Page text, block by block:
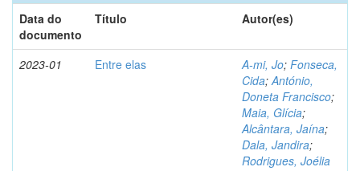
Data do
documento
Título Autor(es)
2023-01 Entre elas A-mi, Jo; Fonseca,
Cida;António,
Doneta Francisco;
Maia, Glícia;
Alcântara, Jaína;
Dala, Jandira;
Rodrigues, Joélia